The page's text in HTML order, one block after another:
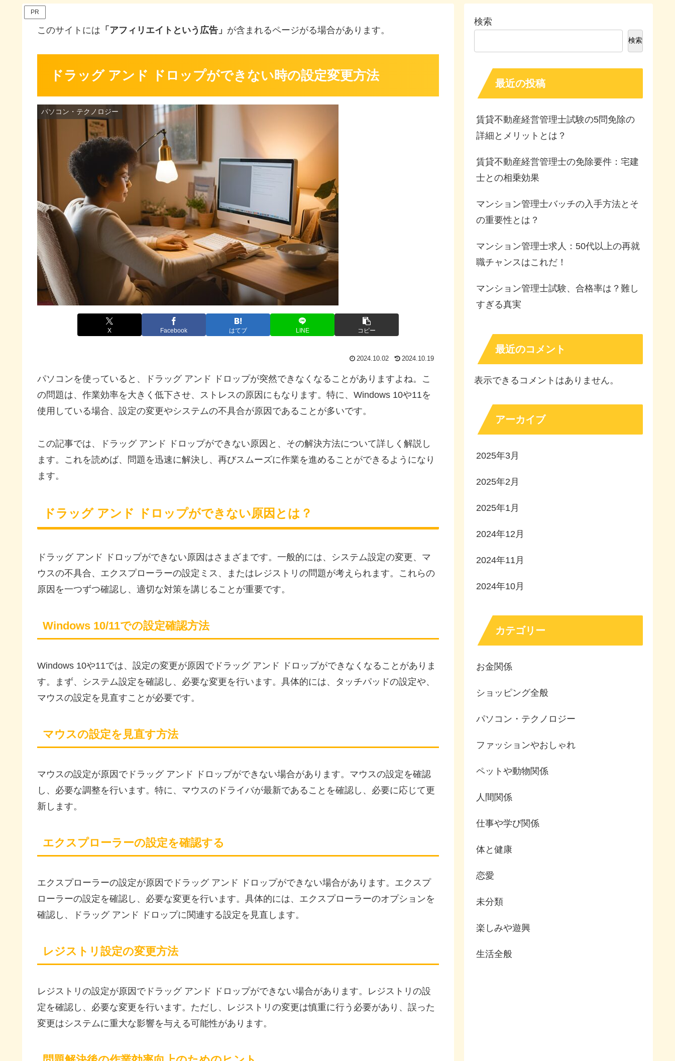
PR
このサイトには 「アフィリエイトという広告」 が含まれるページがる場合があります。
ドラッグ アンド ドロップができない時の設定変更方法
パソコン・テクノロジー
X Facebook はてブ LINE コピー
2024.10.02 2024.10.19
パソコンを使っていると、ドラッグ アンド ドロップが突然できなくなることがありますよね。こ
の問題は、作業効率を大きく低下させ、ストレスの原因にもなります。特に、Windows 10や11を
使用している場合、設定の変更やシステムの不具合が原因であることが多いです。
この記事では、ドラッグ アンド ドロップができない原因と、その解決方法について詳しく解説し
ます。これを読めば、問題を迅速に解決し、再びスムーズに作業を進めることができるようになり
ます。
ドラッグ アンド ドロップができない原因とは？
ドラッグ アンド ドロップができない原因はさまざまです。一般的には、システム設定の変更、マ
ウスの不具合、エクスプローラーの設定ミス、またはレジストリの問題が考えられます。これらの
原因を一つずつ確認し、適切な対策を講じることが重要です。
Windows 10/11での設定確認方法
Windows 10や11では、設定の変更が原因でドラッグ アンド ドロップができなくなることがありま
す。まず、システム設定を確認し、必要な変更を行います。具体的には、タッチパッドの設定や、
マウスの設定を見直すことが必要です。
マウスの設定を見直す方法
マウスの設定が原因でドラッグ アンド ドロップができない場合があります。マウスの設定を確認
し、必要な調整を行います。特に、マウスのドライバが最新であることを確認し、必要に応じて更
新します。
エクスプローラーの設定を確認する
エクスプローラーの設定が原因でドラッグ アンド ドロップができない場合があります。エクスプ
ローラーの設定を確認し、必要な変更を行います。具体的には、エクスプローラーのオプションを
確認し、ドラッグ アンド ドロップに関連する設定を見直します。
レジストリ設定の変更方法
レジストリの設定が原因でドラッグ アンド ドロップができない場合があります。レジストリの設
定を確認し、必要な変更を行います。ただし、レジストリの変更は慎重に行う必要があり、誤った
変更はシステムに重大な影響を与える可能性があります。
検索
検索
最近の投稿
賃貸不動産経営管理士試験の5問免除の
詳細とメリットとは？
賃貸不動産経営管理士の免除要件：宅建
士との相乗効果
マンション管理士バッチの入手方法とそ
の重要性とは？
マンション管理士求人：50代以上の再就
職チャンスはこれだ！
マンション管理士試験、合格率は？難し
すぎる真実
最近のコメント
表示できるコメントはありません。
アーカイブ
2025年3月
2025年2月
2025年1月
2024年12月
2024年11月
2024年10月
カテゴリー
お金関係
ショッピング全般
パソコン・テクノロジー
ファッションやおしゃれ
ペットや動物関係
人間関係
仕事や学び関係
体と健康
恋愛
未分類
楽しみや遊興
生活全般